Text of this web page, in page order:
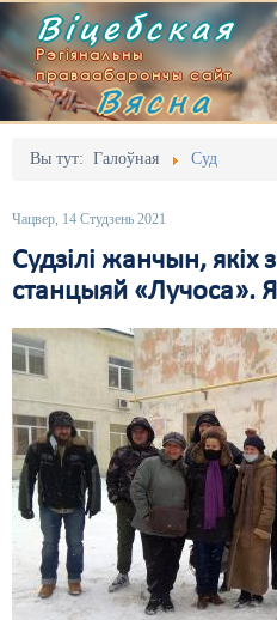
Віцебская
Рэгіянальны
праваабарончы сайт
Вясна
Вы тут: Галоўная Суд
Чацвер, 14 Студзень 2021
Судзілі жанчын, якіх
станцыяй «Лучоса».
Галоўная
Адміністрацыйны перасьлед
Безбар'ернае асяродзьдзе
Выбары
Грамадзянскія ініцыятывы
Дыскрымінацыя
Затрыманьні
Карная псыхіятрыя
КПЧ ААН
Выданьні
Кантакт
Пра нас
RSS